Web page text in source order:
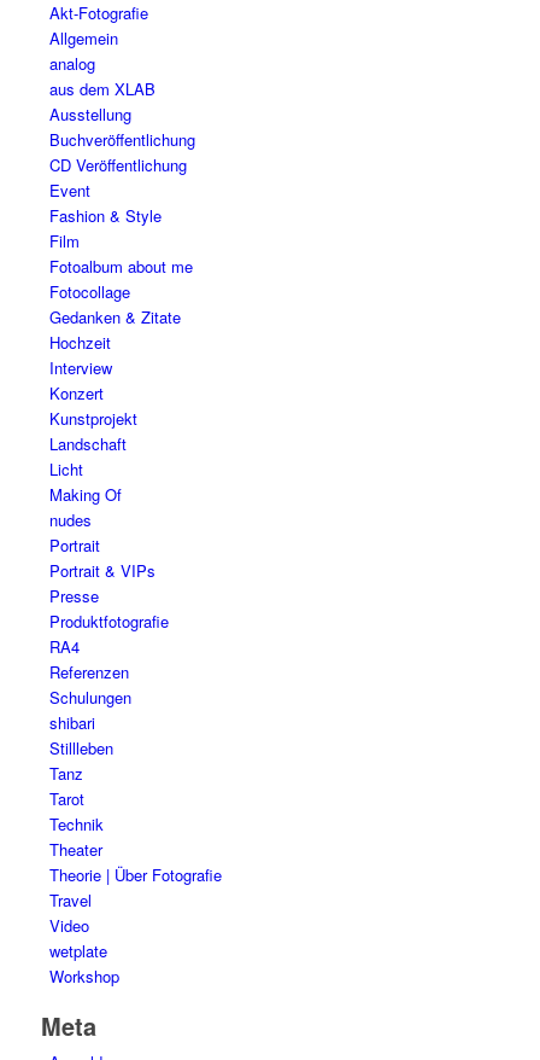
Akt-Fotografie
Allgemein
analog
aus dem XLAB
Ausstellung
Buchveröffentlichung
CD Veröffentlichung
Event
Fashion & Style
Film
Fotoalbum about me
Fotocollage
Gedanken & Zitate
Hochzeit
Interview
Konzert
Kunstprojekt
Landschaft
Licht
Making Of
nudes
Portrait
Portrait & VIPs
Presse
Produktfotografie
RA4
Referenzen
Schulungen
shibari
Stillleben
Tanz
Tarot
Technik
Theater
Theorie | Über Fotografie
Travel
Video
wetplate
Workshop
Meta